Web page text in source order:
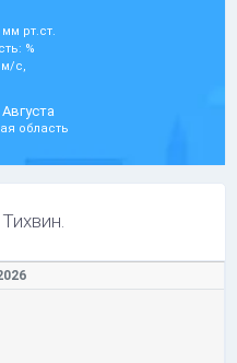
рт.ст.
%
с,
область